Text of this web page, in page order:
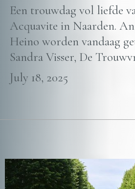
Een trouwdag vol liefde
Acquavite in Naarden.
Heino worden vandaag
Sandra Visser, De
July 18, 2025